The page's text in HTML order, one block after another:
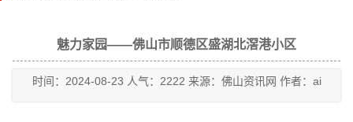
魅力家园——佛山市顺德区盛湖北滘港小区
时间：2024-08-23 人气：2222 来源：佛山资讯网 作者：ai